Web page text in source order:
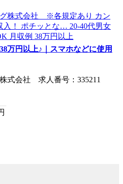
万円以上♪｜スマホなどに使用
式会社 求人番号：335211